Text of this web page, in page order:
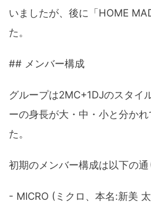
いましたが、後に「HOME
た。
## メンバー構成
グループは2MC+1DJのスタイ
ーの身長が大・中・小と分か
た。
初期のメンバー構成は以下の通
- MICRO (ミクロ、本名:新美